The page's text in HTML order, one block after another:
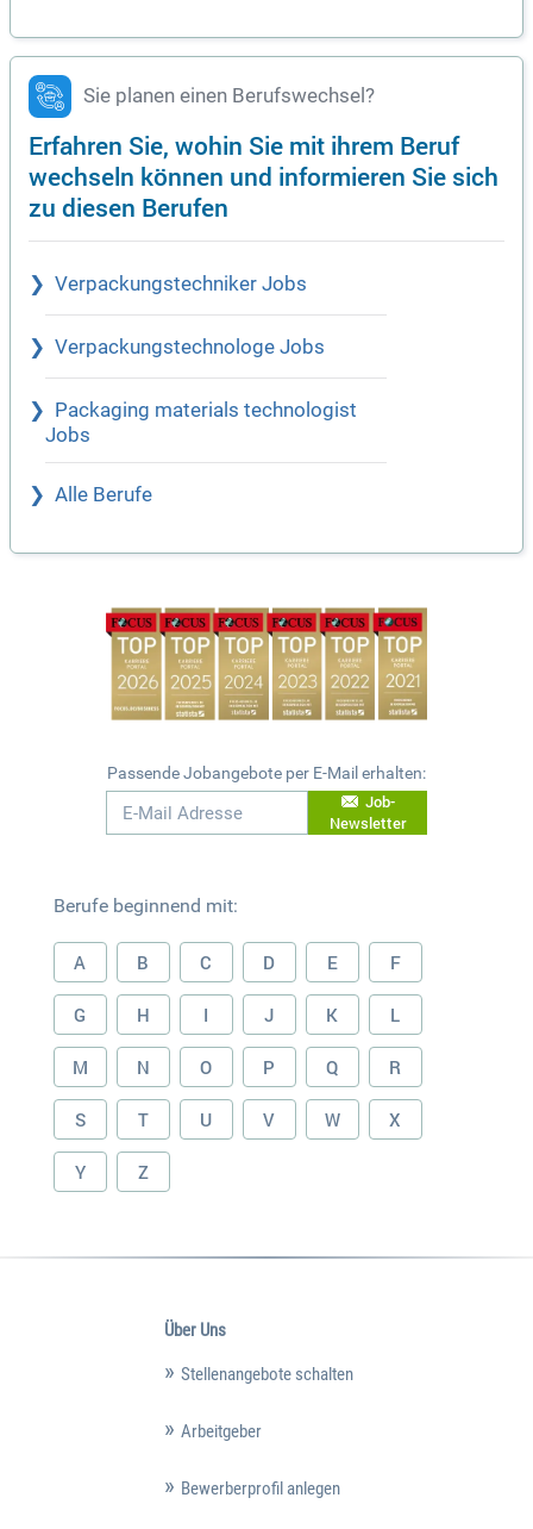
Sie planen einen Berufswechsel?
Erfahren Sie, wohin Sie mit ihrem Beruf
wechseln können und informieren Sie sich
zu diesen Berufen
Verpackungstechniker Jobs
Verpackungstechnologe Jobs
Packaging materials technologist
Jobs
Alle Berufe
Passende Jobangebote per E-Mail erhalten:
Job-
Newsletter
Berufe beginnend mit:
A B C D E F
G H I J K L
M N O P Q R
S T U V W X
Y Z
Über Uns
Stellenangebote schalten
Arbeitgeber
Bewerberprofil anlegen